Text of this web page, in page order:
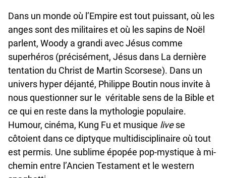
Dans un monde où l’Empire est tout puissant, où les
anges sont des militaires et où les sapins de Noël
parlent, Woody a grandi avec Jésus comme
superhéros (précisément, Jésus dans La dernière
tentation du Christ de Martin Scorsese). Dans un
univers hyper déjanté, Philippe Boutin nous invite à
nous questionner sur le véritable sens de la Bible et
ce qui en reste dans la mythologie populaire.
Humour, cinéma, Kung Fu et musique livese
côtoient dans ce diptyque multidisciplinaire où tout
est permis. Une sublime épopée pop-mystique à mi-
chemin entre l’Ancien Testament et le western